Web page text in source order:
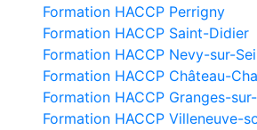
Formation HACCP Perrigny
Formation HACCP Saint-Didier
Formation HACCP Nevy-sur-
Formation HACCP Château-
Formation HACCP Granges-
Formation HACCP Villeneuve-